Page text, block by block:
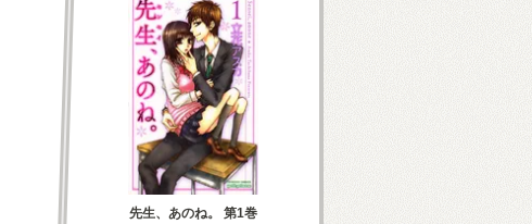
先生、あのね。 第1巻